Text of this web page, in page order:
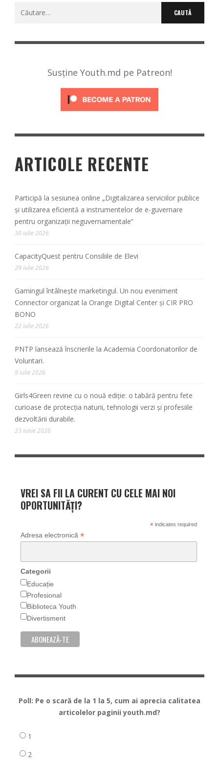
Caută
Susține Youth.md pe Patreon!
ARTICOLE RECENTE
Participă la sesiunea online „Digitalizarea serviciilor publice
și utilizarea eficientă a instrumentelor de e-guvernare
pentru organizații neguvernamentale”
30 iulie 2026
CapacityQuest pentru Consiliile de Elevi
29 iulie 2026
Gamingul întâlnește marketingul. Un nou eveniment
Connector organizat la Orange Digital Center și CIR PRO
BONO
22 iulie 2026
PNTP lansează înscrierile la Academia Coordonatorilor de
Voluntari.
9 iulie 2026
Girls4Green revine cu o nouă ediție: o tabără pentru fete
curioase de protecția naturii, tehnologii verzi și profesiile
dezvoltării durabile.
23 iunie 2026
VREI SA FII LA CURENT CU CELE MAI NOI
OPORTUNITĂȚI?
*indicates required
Adresa electronică *
Categorii
Educație
Profesional
Biblioteca Youth
Divertisment
Poll: Pe o scară de la 1 la 5, cum ai aprecia calitatea
articolelor paginii youth.md?
1
2